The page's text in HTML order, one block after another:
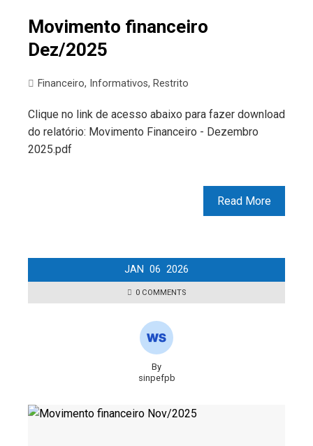
Movimento financeiro
Dez/2025
Financeiro, Informativos, Restrito
Clique no link de acesso abaixo para fazer download
do relatório: Movimento Financeiro - Dezembro
2025.pdf
Read More
JAN 06 2026
0 COMMENTS
By
sinpefpb